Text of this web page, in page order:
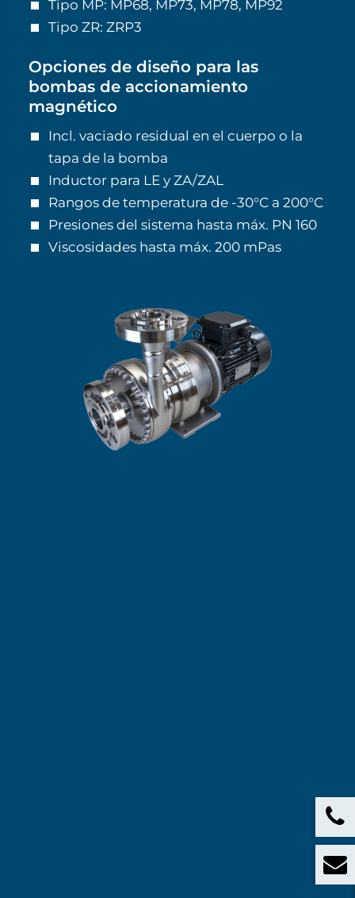
Tipo MP: MP68, MP73, MP78, MP92
Tipo ZR: ZRP3
Opciones de diseño para las
bombas de accionamiento
magnético
Incl. vaciado residual en el cuerpo o la
tapa de la bomba
Inductor para LE y ZA/ZAL
Rangos de temperatura de -30°C a 200°C
Presiones del sistema hasta máx. PN 160
Viscosidades hasta máx. 200 mPas